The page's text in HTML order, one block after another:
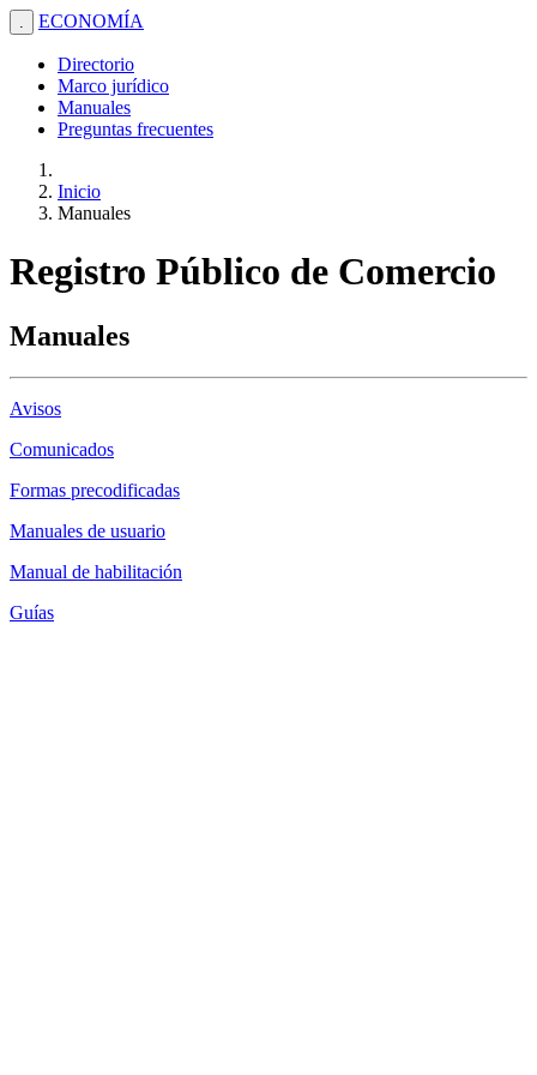
. ECONOMÍA
Directorio
Marco jurídico
Manuales
Preguntas frecuentes
Inicio
Manuales
Registro Público de Comercio
Manuales
Avisos
Comunicados
Formas precodificadas
Manuales de usuario
Manual de habilitación
Guías